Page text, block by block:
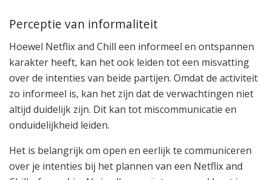
Perceptie van informaliteit
Hoewel Netflix and Chill een informeel en ontspannen
karakter heeft, kan het ook leiden tot een misvatting
over de intenties van beide partijen. Omdat de activiteit
zo informeel is, kan het zijn dat de verwachtingen niet
altijd duidelijk zijn. Dit kan tot miscommunicatie en
onduidelijkheid leiden.
Het is belangrijk om open en eerlijk te communiceren
over je intenties bij het plannen van een Netflix and